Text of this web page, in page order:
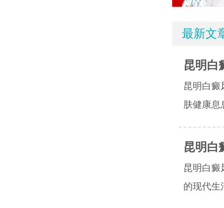
最新文
昆明白
昆明白癜
肤健康息
昆明白
昆明白癜
的现代生